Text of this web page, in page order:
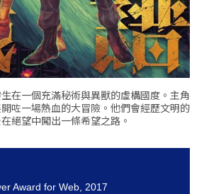
生在一個充滿秘術與異獸的虛構國度。主角
咗一場熱血的大冒險。他們會經歷文明的
絕望中闖出一條希望之路。
Award for Web, 2017